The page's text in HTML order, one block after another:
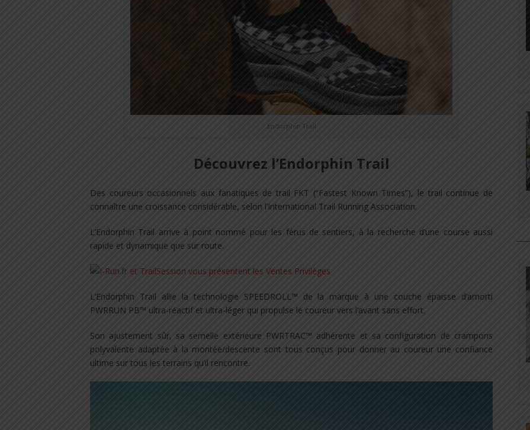
Endorphin Trail
Découvrez l’Endorphin Trail
Des coureurs occasionnels aux fanatiques de trail FKT (“Fastest Known Times”), le trail continue de
connaître une croissance considérable, selon l’International Trail Running Association.
L’Endorphin Trail arrive à point nommé pour les férus de sentiers, à la recherche d’une course aussi
rapide et dynamique que sur route.
L’Endorphin Trail allie la technologie SPEEDROLL™ de la marque à une couche épaisse d’amorti
PWRRUN PB™ ultra-réactif et ultra-léger qui propulse le coureur vers l’avant sans effort.
Son ajustement sûr, sa semelle extérieure PWRTRAC™ adhérente et sa configuration de crampons
polyvalente adaptée à la montée/descente sont tous conçus pour donner au coureur une confiance
ultime sur tous les terrains qu’il rencontre.